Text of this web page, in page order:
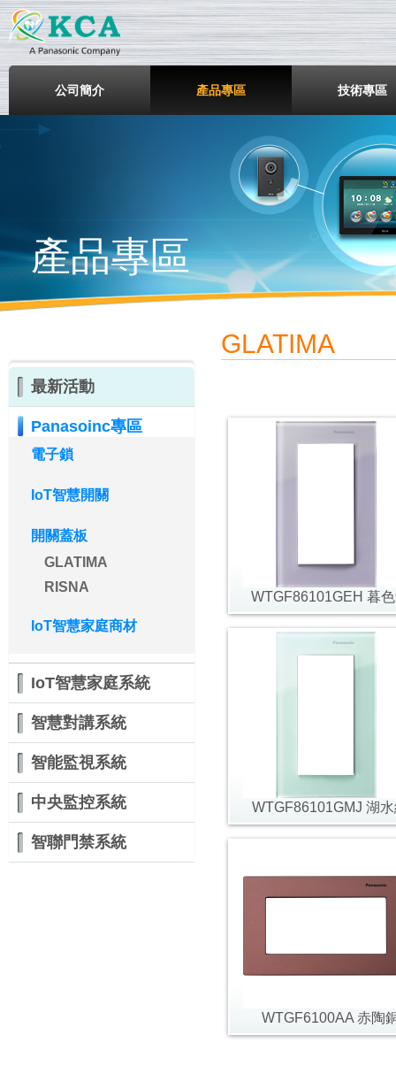
鎧鋒企業股份有限公司
公司簡介 產品專區 技術專區
產品專區
最新活動
Panasoinc專區
電子鎖
IoT智慧開關
開關蓋板
GLATIMA
RISNA
IoT智慧家庭商材
IoT智慧家庭系統
智慧對講系統
智能監視系統
中央監控系統
智聯門禁系統
GLATIMA
WTGF86101GEH 暮
WTGF86101GMJ 湖
WTGF6100AA 赤陶